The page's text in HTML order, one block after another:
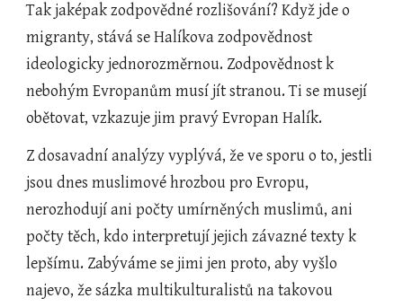
Tak jaképak zodpovědné rozlišování? Když jde o
migranty, stává se Halíkova zodpovědnost
ideologicky jednorozměrnou. Zodpovědnost k
nebohým Evropanům musí jít stranou. Ti se musejí
obětovat, vzkazuje jim pravý Evropan Halík.
Z dosavadní analýzy vyplývá, že ve sporu o to, jestli
jsou dnes muslimové hrozbou pro Evropu,
nerozhodují ani počty umírněných muslimů, ani
počty těch, kdo interpretují jejich závazné texty k
lepšímu. Zabýváme se jimi jen proto, aby vyšlo
najevo, že sázka multikulturalistů na takovou